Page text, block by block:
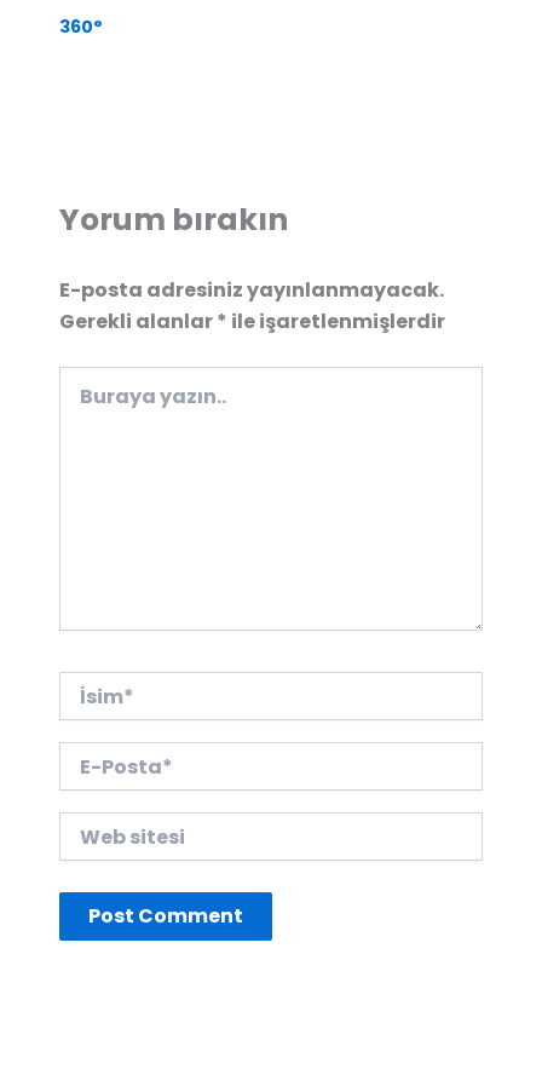
360°
Yorum bırakın
E-posta adresiniz yayınlanmayacak.
Gerekli alanlar* ile işaretlenmişlerdir
yazın..
İsim*
Posta*
sitesi